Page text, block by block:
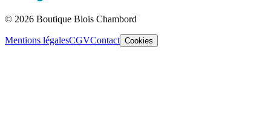
© 2026 Boutique Blois Chambord
Mentions légalesCGVContact Cookies